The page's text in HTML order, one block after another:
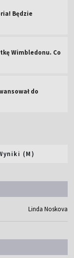
Będzie
Wimbledonu. Co
do
(M)
Linda Noskova